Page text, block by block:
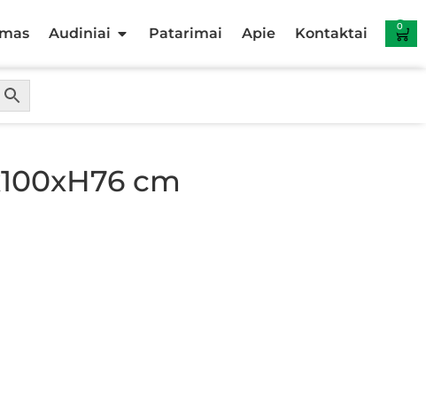
Audiniai Patarimai Apie Kontaktai 0
cm